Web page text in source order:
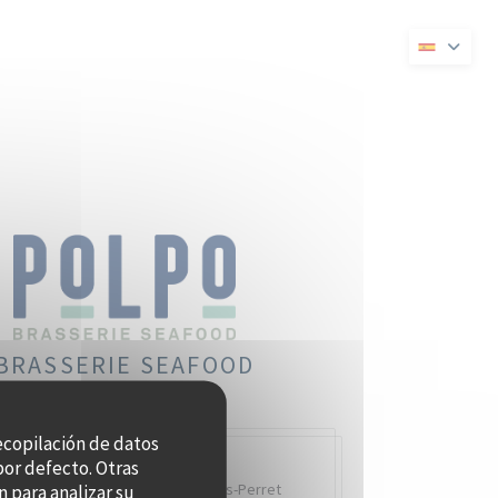
de datos
defecto. Otras
para analizar su
ventana))
una nueva ventana))
SEAFOOD
Charles Pasqua,92300 Levallois-Perret